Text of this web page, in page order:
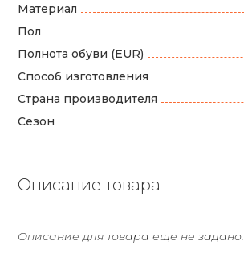
Материал
Пол
Полнота обуви (EUR)
Способ изготовления
Страна производителя
Сезон
Описание товара
Описание для товара еще не задано.